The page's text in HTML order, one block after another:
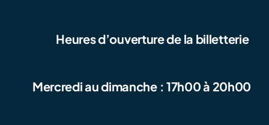
Heures d’ouverture de la billetterie
Mercredi au dimanche : 17h00 à 20h00